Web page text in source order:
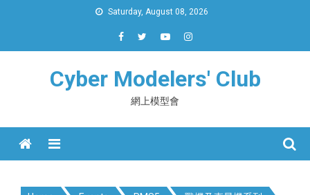
Saturday, August 08, 2026
Cyber Modelers' Club
網上模型會
Menu